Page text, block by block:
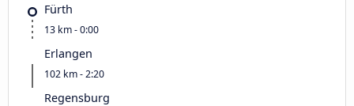
Fürth
13 km - 0:00
Erlangen
102 km - 2:20
Regensburg